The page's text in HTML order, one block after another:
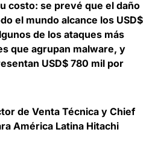
costo: se prevé que el daño
el mundo alcance los USD$
de los ataques más
que agrupan malware, y
USD$ 780 mil por
de Venta Técnica y Chief
América Latina Hitachi